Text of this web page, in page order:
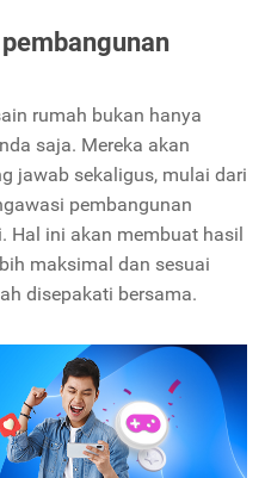
rumah bukan hanya
saja. Mereka akan
jawab sekaligus, mulai dari
pembangunan
Hal ini akan membuat hasil
maksimal dan sesuai
disepakati bersama.